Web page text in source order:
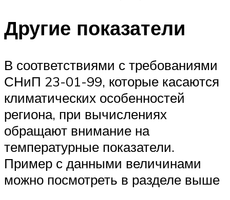
Другие показатели
В соответствиями с требованиями
СНиП 23-01-99, которые касаются
климатических особенностей
региона, при вычислениях
обращают внимание на
температурные показатели.
Пример с данными величинами
можно посмотреть в разделе выше